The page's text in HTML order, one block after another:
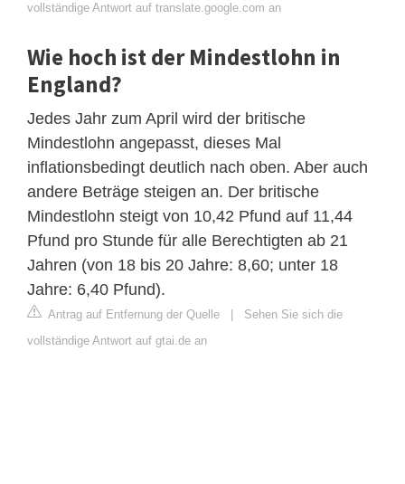
vollständige Antwort auf translate.google.com an
Wie hoch ist der Mindestlohn in
England?
Jedes Jahr zum April wird der britische
Mindestlohn angepasst, dieses Mal
inflationsbedingt deutlich nach oben. Aber auch
andere Beträge steigen an. Der britische
Mindestlohn steigt von 10,42 Pfund auf 11,44
Pfund pro Stunde für alle Berechtigten ab 21
Jahren (von 18 bis 20 Jahre: 8,60; unter 18
Jahre: 6,40 Pfund).
Antrag auf Entfernung der Quelle
Sehen Sie sich die
vollständige Antwort auf gtai.de an